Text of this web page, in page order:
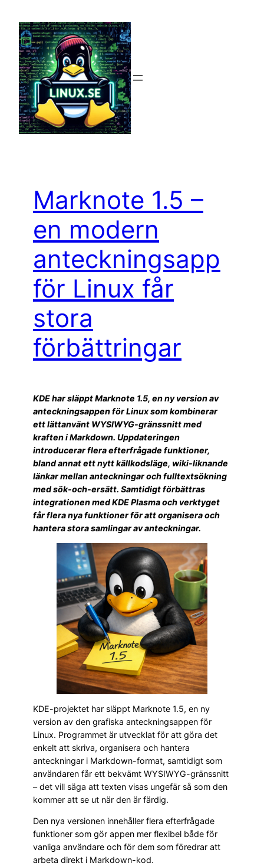
innehåll
Marknote 1.5 –
en modern
anteckningsapp
för Linux får
stora
förbättringar
KDE har släppt Marknote 1.5, en ny version av
anteckningsappen för Linux som kombinerar
ett lättanvänt WYSIWYG-gränssnitt med
kraften i Markdown. Uppdateringen
introducerar flera efterfrågade funktioner,
bland annat ett nytt källkodsläge, wiki-liknande
länkar mellan anteckningar och fulltextsökning
med sök-och-ersätt. Samtidigt förbättras
integrationen med KDE Plasma och verktyget
får flera nya funktioner för att organisera och
hantera stora samlingar av anteckningar.
KDE-projektet har släppt Marknote 1.5, en ny
version av den grafiska anteckningsappen för
Linux. Programmet är utvecklat för att göra det
enkelt att skriva, organisera och hantera
anteckningar i Markdown-format, samtidigt som
användaren får ett bekvämt WYSIWYG-gränssnitt
– det vill säga att texten visas ungefär så som den
kommer att se ut när den är färdig.
Den nya versionen innehåller flera efterfrågade
funktioner som gör appen mer flexibel både för
vanliga användare och för dem som föredrar att
arbeta direkt i Markdown-kod.